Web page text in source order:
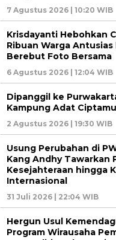
7 Agustus 2026 | 10:20 WIB
Krisdayanti Hebohkan
Ribuan Warga
Berebut Foto Bersama
6 Agustus 2026 | 12:04 WIB
Dipanggil ke
Kampung Adat
2 Agustus 2026 | 19:30 WIB
Usung Perubahan di
Kang Andhy Tawarkan
Kesejahteraan hingga
Internasional
31 Juli 2026 | 22:04 WIB
Hergun Usul
Program Wirausaha